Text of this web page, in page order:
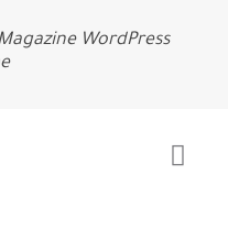
WordPress